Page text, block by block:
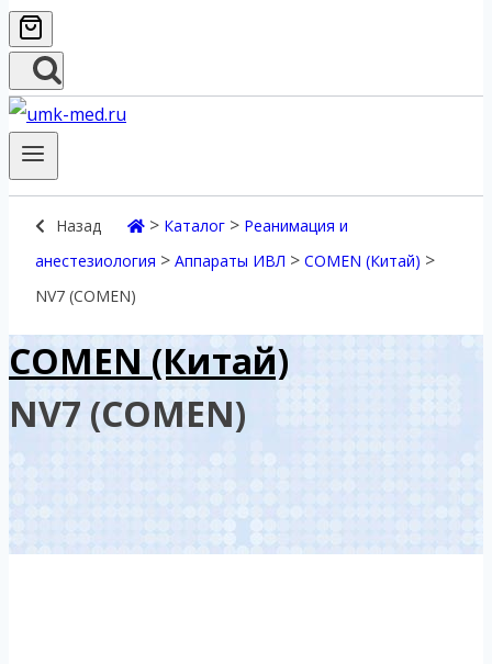
Назад > Каталог > Реанимация и
анестезиология > Аппараты ИВЛ > COMEN (Китай) >
NV7 (COMEN)
COMEN (Китай)
NV7 (COMEN)